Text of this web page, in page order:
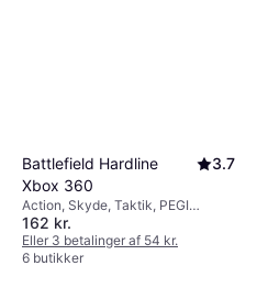
Battlefield Hardline
Xbox 360
3.7
Action, Skyde, Taktik, PEGI
aldersmærkning: 18
162 kr.
Eller 3 betalinger af 54 kr.
6 butikker